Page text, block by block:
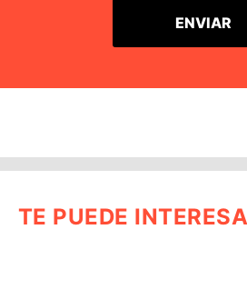
TE PUEDE